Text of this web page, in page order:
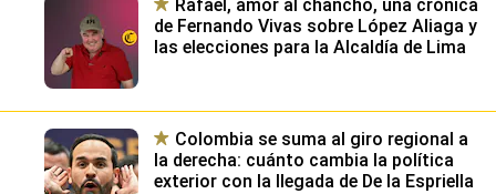
Rafael, amor al chancho, una crónica
de Fernando Vivas sobre López Aliaga y
las elecciones para la Alcaldía de Lima
Colombia se suma al giro regional a
la derecha: cuánto cambia la política
exterior con la llegada de De la Espriella